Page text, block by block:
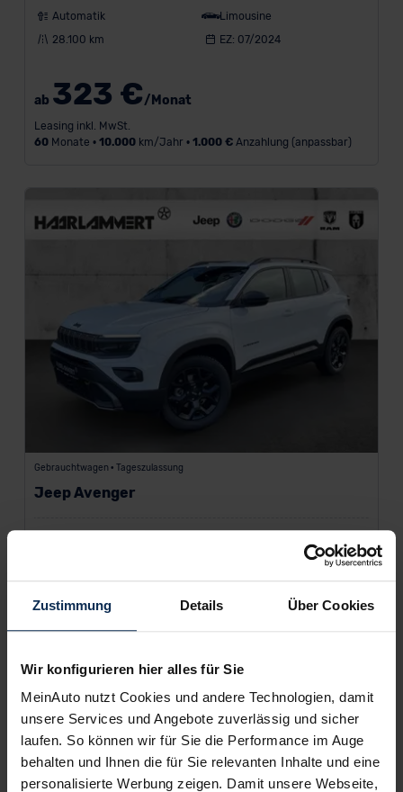
Zustimmung Details Über Cookies
Wir konfigurieren hier alles für Sie
MeinAuto nutzt Cookies und andere Technologien, damit
unsere Services und Angebote zuverlässig und sicher
laufen. So können wir für Sie die Performance im Auge
behalten und Ihnen die für Sie relevanten Inhalte und eine
personalisierte Werbung zeigen. Damit unsere Webseite,
Automatik
Limousine
28.100 km
EZ: 07/2024
ab 323 €/Monat
Leasing inkl. MwSt.
60Monate • 10.000km/Jahr • 1.000 €Anzahlung (anpassbar)
Gebrauchtwagen • Tageszulassung
Jeep Avenger
SUV/Geländewagen
10 km
EZ: 06/2026
360 €
Finanzierung inkl. MwSt.
Kraftstoffverbrauch (kombiniert) 5,4 l/100 km • CO -Emission
(kombiniert) 122,0 g/km • CO 2-Klasse D